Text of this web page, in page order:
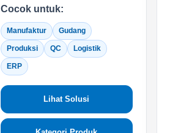
Cocok untuk:
Manufaktur Gudang
Produksi QC Logistik
ERP
Lihat Solusi